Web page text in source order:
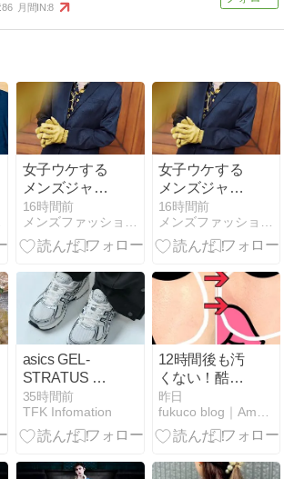
86 月間IN:8
女子ウケする
メンズジャケ
ットコーデ｜
おしゃれ初心
者が押さえた
こなし術
16時間前
メンズファッション初心者講座
女子ウケする
メンズジャケ
ットコーデ｜
おしゃれ初心
者が押さえた
こなし術
16時間前
メンズファッション初心者講座〜２０代から始める男のお洒落の…
asics GEL-
STRATUS MC
とは？特徴・
履き心地・デ
ザインを徹底
35時間前
TFK Infomation
12時間後も汚
くない！酷暑
の最強毛穴下
地
昨日
fukuco blog｜Ameba (アメーバ)